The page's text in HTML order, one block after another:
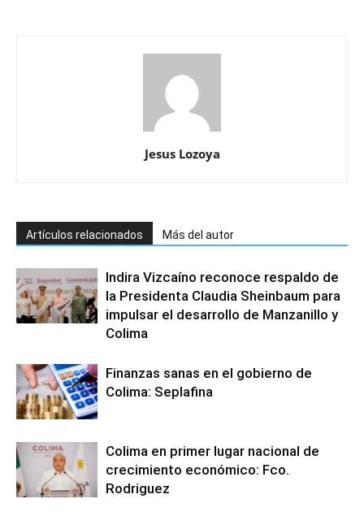
Jesus Lozoya
Artículos relacionados Más del autor
Indira Vizcaíno reconoce respaldo de
la Presidenta Claudia Sheinbaum para
impulsar el desarrollo de Manzanillo y
Colima
Finanzas sanas en el gobierno de
Colima: Seplafina
Colima en primer lugar nacional de
crecimiento económico: Fco.
Rodriguez